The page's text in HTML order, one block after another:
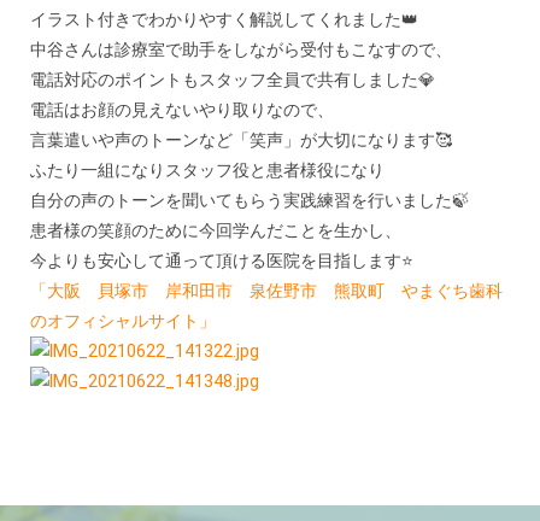
イラスト付きでわかりやすく解説してくれました👑
中谷さんは診療室で助手をしながら受付もこなすので、
電話対応のポイントもスタッフ全員で共有しました💎
電話はお顔の見えないやり取りなので、
言葉遣いや声のトーンなど「笑声」が大切になります🥰
ふたり一組になりスタッフ役と患者様役になり
自分の声のトーンを聞いてもらう実践練習を行いました🍃
患者様の笑顔のために今回学んだことを生かし、
今よりも安心して通って頂ける医院を目指します⭐
「大阪 貝塚市 岸和田市 泉佐野市 熊取町 やまぐち歯科
のオフィシャルサイト」